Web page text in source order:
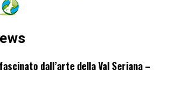
dall’arte della Val Seriana –